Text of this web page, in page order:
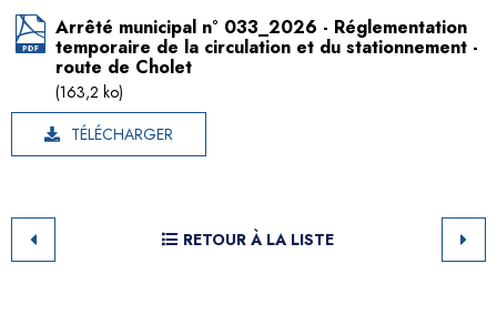
Arrêté municipal n° 033_2026 - Réglementation
temporaire de la circulation et du stationnement -
route de Cholet
(163,2 ko)
TÉLÉCHARGER
RETOUR À LA LISTE